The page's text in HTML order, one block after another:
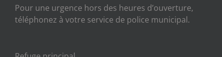
Pour une urgence hors des heures d’ouverture,
téléphonez à votre service de police municipal.